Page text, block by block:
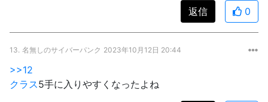
返信
0
13. 名無しのサイバーパンク 2023年10月12日 20:44
>>12
クラス5手に入りやすくなったよね